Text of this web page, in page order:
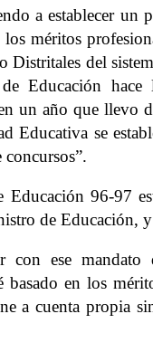
a establecer un
méritos
Distritales del
Educación hace
un año que llevo
Educativa se
concursos”.
96-97
de Educación,
con ese mandato
en los
a cuenta propia